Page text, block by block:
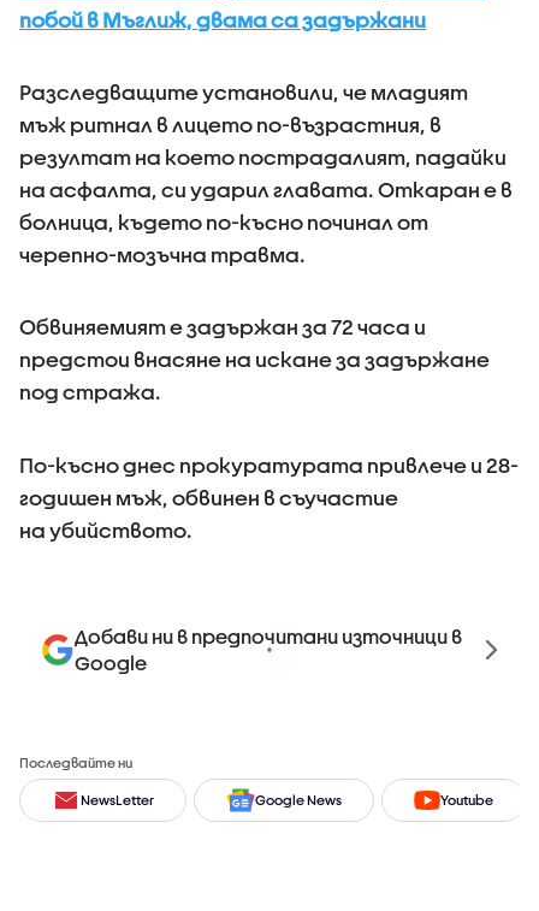
побой в Мъглиж, двама са задържани
Разследващите установили, че младият
мъж ритнал в лицето по-възрастния, в
резултат на което пострадалият, падайки
на асфалта, си ударил главата. Откаран е в
болница, където по-късно починал от
черепно-мозъчна травма.
Обвиняемият е задържан за 72 часа и
предстои внасяне на искане за задържане
под стража.
По-късно днес прокуратурата привлече и 28-
годишен мъж, обвинен в съучастие
на убийството.
Добави ни в предпочитани източници в
Google
Последвайте ни
NewsLetter Google News Youtube